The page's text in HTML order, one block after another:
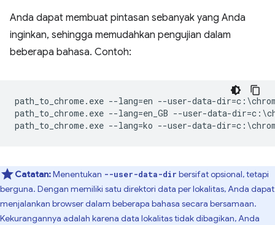
Anda dapat membuat pintasan sebanyak yang Anda
inginkan, sehingga memudahkan pengujian dalam
beberapa bahasa. Contoh:
path_to_chrome.exe --lang=en --user-data-
path_to_chrome.exe --lang=en_GB --user-data-
Catatan:Menentukan --user-data-dir bersifat opsional, tetapi
berguna. Dengan memiliki satu direktori data per lokalitas, Anda dapat
menjalankan browser dalam beberapa bahasa secara bersamaan.
Kekurangannya adalah karena data lokalitas tidak dibagikan, Anda